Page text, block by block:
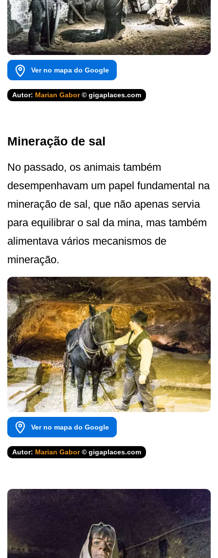
Ver no mapa do Google
Autor: Marian Gabor© gigaplaces.com
Mineração de sal
No passado, os animais também
desempenhavam um papel fundamental na
mineração de sal, que não apenas servia
para equilibrar o sal da mina, mas também
alimentava vários mecanismos de
mineração.
Ver no mapa do Google
Autor: Marian Gabor© gigaplaces.com